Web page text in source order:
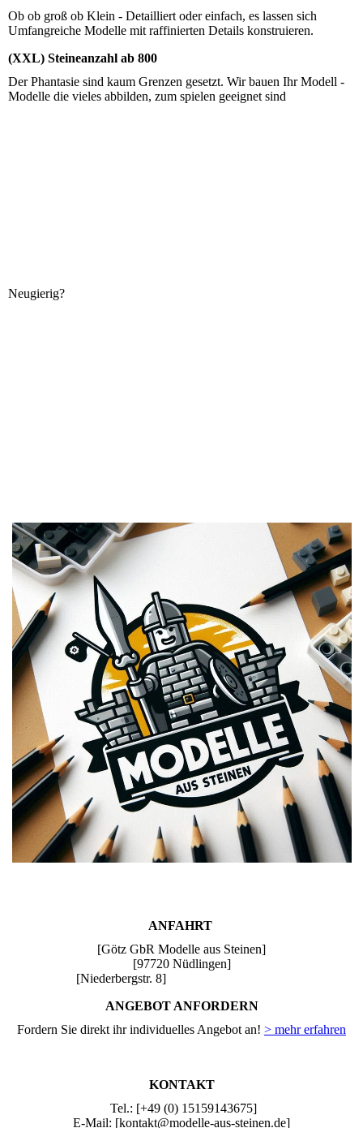
Ob ob groß ob Klein - Detailliert oder einfach, es lassen sich
Umfangreiche Modelle mit raffinierten Details konstruieren.
(XXL) Steineanzahl ab 800
Der Phantasie sind kaum Grenzen gesetzt. Wir bauen Ihr Modell -
Modelle die vieles abbilden, zum spielen geeignet sind
Neugierig?
ANFAHRT
[Götz GbR Modelle aus Steinen]
[97720 Nüdlingen]
[Niederbergstr. 8]
ANGEBOT ANFORDERN
Fordern Sie direkt ihr individuelles Angebot an! > mehr erfahren
KONTAKT
Tel.: [+49 (0) 15159143675]
E-Mail: [kontakt@modelle-aus-steinen.de]